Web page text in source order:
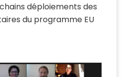
déploiements des
du programme EU